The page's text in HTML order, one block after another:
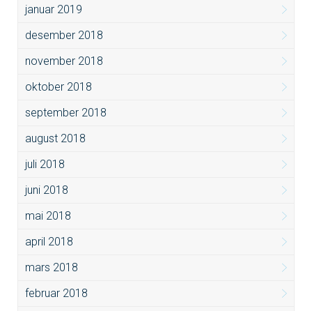
januar 2019
desember 2018
november 2018
oktober 2018
september 2018
august 2018
juli 2018
juni 2018
mai 2018
april 2018
mars 2018
februar 2018